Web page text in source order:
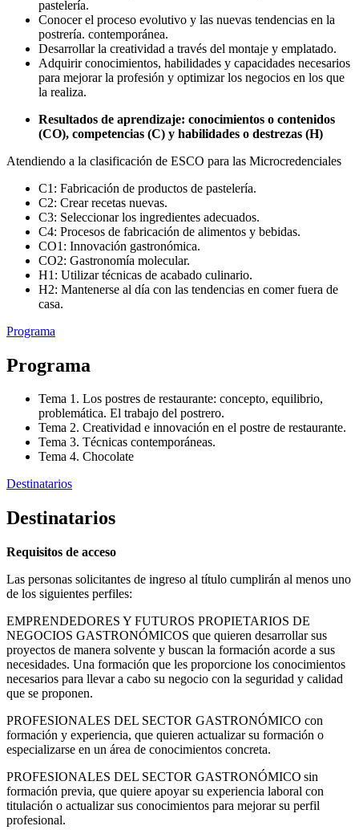
pastelería.
Conocer el proceso evolutivo y las nuevas tendencias en la
postrería. contemporánea.
Desarrollar la creatividad a través del montaje y emplatado.
Adquirir conocimientos, habilidades y capacidades necesarios
para mejorar la profesión y optimizar los negocios en los que
la realiza.
Resultados de aprendizaje: conocimientos o contenidos
(CO), competencias (C) y habilidades o destrezas (H)
Atendiendo a la clasificación de ESCO para las Microcredenciales
C1: Fabricación de productos de pastelería.
C2: Crear recetas nuevas.
C3: Seleccionar los ingredientes adecuados.
C4: Procesos de fabricación de alimentos y bebidas.
CO1: Innovación gastronómica.
CO2: Gastronomía molecular.
H1: Utilizar técnicas de acabado culinario.
H2: Mantenerse al día con las tendencias en comer fuera de
casa.
Programa
Programa
Tema 1. Los postres de restaurante: concepto, equilibrio,
problemática. El trabajo del postrero.
Tema 2. Creatividad e innovación en el postre de restaurante.
Tema 3. Técnicas contemporáneas.
Tema 4. Chocolate
Destinatarios
Destinatarios
Requisitos de acceso
Las personas solicitantes de ingreso al título cumplirán al menos uno
de los siguientes perfiles:
EMPRENDEDORES Y FUTUROS PROPIETARIOS DE
NEGOCIOS GASTRONÓMICOS que quieren desarrollar sus
proyectos de manera solvente y buscan la formación acorde a sus
necesidades. Una formación que les proporcione los conocimientos
necesarios para llevar a cabo su negocio con la seguridad y calidad
que se proponen.
PROFESIONALES DEL SECTOR GASTRONÓMICO con
formación y experiencia, que quieren actualizar su formación o
especializarse en un área de conocimientos concreta.
PROFESIONALES DEL SECTOR GASTRONÓMICO sin
formación previa, que quiere apoyar su experiencia laboral con
titulación o actualizar sus conocimientos para mejorar su perfil
profesional.